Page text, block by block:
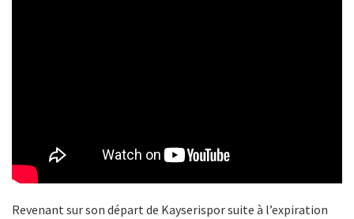
Revenant sur son départ de Kayserispor suite à l’expiration